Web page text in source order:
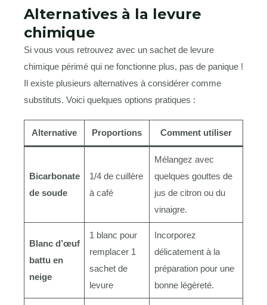
Alternatives à la levure
chimique
Si vous vous retrouvez avec un sachet de levure
chimique périmé qui ne fonctionne plus, pas de panique !
Il existe plusieurs alternatives à considérer comme
substituts. Voici quelques options pratiques :
Alternative Proportions Comment utiliser
Bicarbonate
de soude
1/4 de cuillère
à café
Mélangez avec
quelques gouttes de
jus de citron ou du
vinaigre.
Blanc d’œuf
battu en
neige
1 blanc pour
remplacer 1
sachet de
levure
Incorporez
délicatement à la
préparation pour une
bonne légèreté.